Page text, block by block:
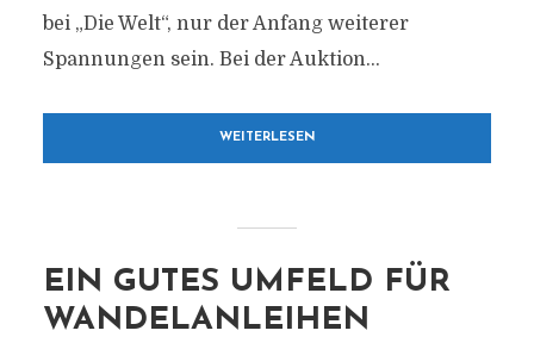
bei „Die Welt“, nur der Anfang weiterer
Spannungen sein. Bei der Auktion...
WEITERLESEN
EIN GUTES UMFELD FÜR
WANDELANLEIHEN